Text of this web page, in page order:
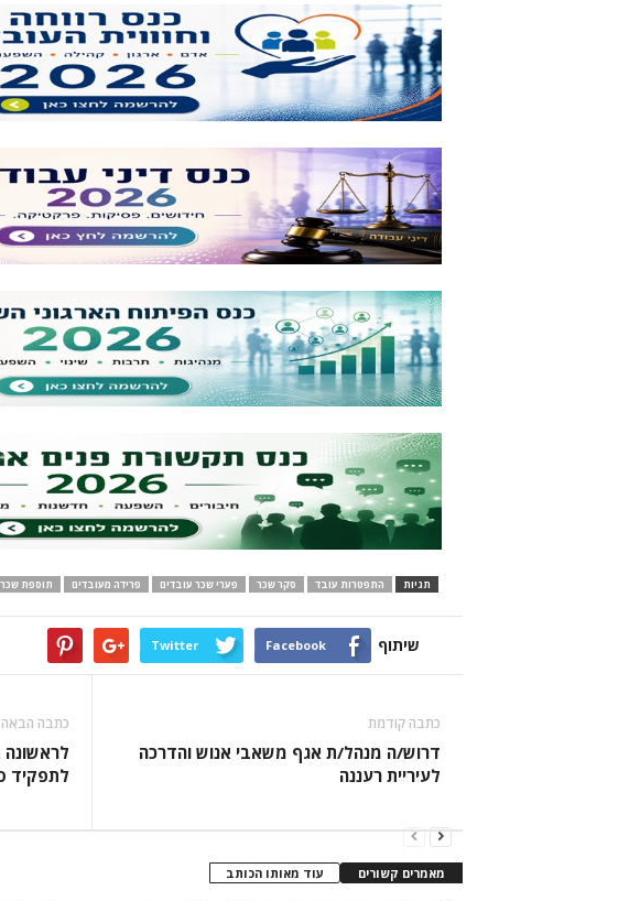
תגיות התפטרות עובד סקר שכר פערי שכר עובדים פרידה מעובדים תוספת שכר
שיתוף Facebook
Twitter
כתבה קודמת
דרוש/ה מנהל/ת אגף משאבי אנוש והדרכה
לעיריית רעננה
כתבה הבאה
לתפקיד
מאמרים קשורים עוד מאותו הכותב